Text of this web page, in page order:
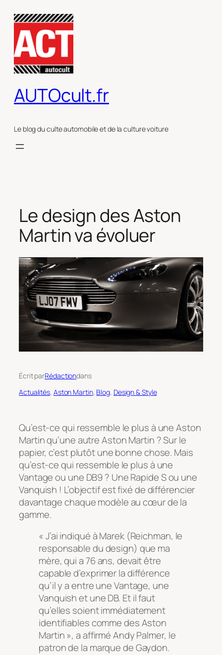
contenu
AUTOcult.fr
Le blog du culte automobile et de la culture voiture
Le design des Aston
Martin va évoluer
Écrit parRédactiondans
Actualités, Aston Martin, Blog, Design & Style
Qu’est-ce qui ressemble le plus à une Aston
Martin qu’une autre Aston Martin ? Sur le
papier, c’est plutôt une bonne chose. Mais
qu’est-ce qui ressemble le plus à une
Vantage ou une DB9 ? Une Rapide S ou une
Vanquish ! L’objectif est fixé de différencier
davantage chaque modèle au cœur de la
gamme.
« J’ai indiqué à Marek (Reichman, le
responsable du design) que ma
mère, qui a 76 ans, devait être
capable d’exprimer la différence
qu’il y a entre une Vantage, une
Vanquish et une DB. Et il faut
qu’elles soient immédiatement
identifiables comme des Aston
Martin », a affirmé Andy Palmer, le
patron de la marque de Gaydon.